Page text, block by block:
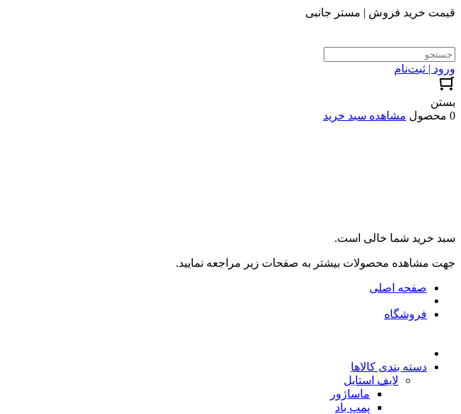
قیمت خرید فروش | مستر جانبی
ورود | ثبت‌نام
بستن
0 محصول
مشاهده سبد خرید
سبد خرید شما خالی است.
جهت مشاهده محصولات بیشتر به صفحات زیر مراجعه نمایید.
صفحه اصلی
فروشگاه
دسته بندی کالاها
لایف استایل
ماساژور
پمپ باد